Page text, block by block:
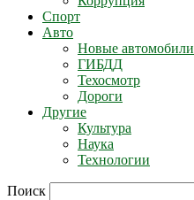
Спорт
Авто
Новые автомобили
ГИБДД
Техосмотр
Дороги
Другие
Культура
Наука
Технологии
Поиск